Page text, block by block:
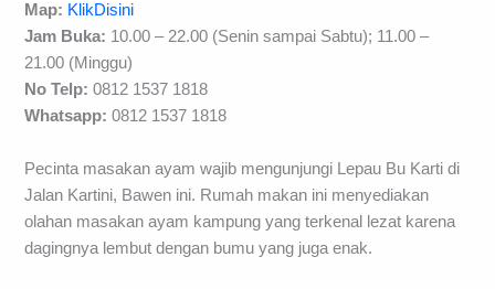
Map: KlikDisini
Jam Buka: 10.00 – 22.00 (Senin sampai Sabtu); 11.00 –
21.00 (Minggu)
No Telp: 0812 1537 1818
Whatsapp: 0812 1537 1818
Pecinta masakan ayam wajib mengunjungi Lepau Bu Karti di
Jalan Kartini, Bawen ini. Rumah makan ini menyediakan
olahan masakan ayam kampung yang terkenal lezat karena
dagingnya lembut dengan bumu yang juga enak.